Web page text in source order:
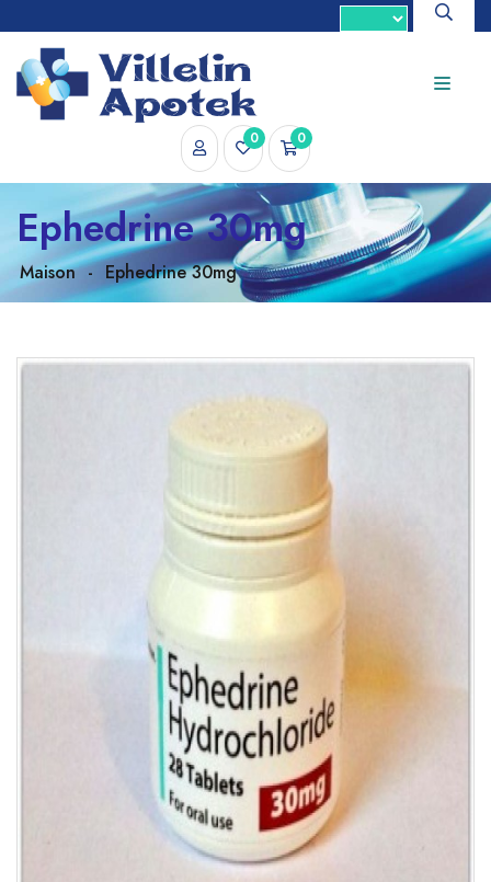
0 0
Ephedrine 30mg
Maison - Ephedrine 30mg